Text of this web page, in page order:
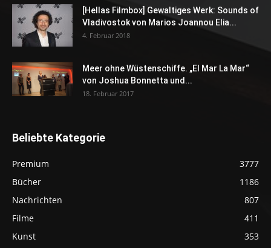
[Hellas Filmbox] Gewaltiges Werk: Sounds of
Vladivostok von Marios Joannou Elia...
4. Februar 2018
Meer ohne Wüstenschiffe. „El Mar La Mar“
von Joshua Bonnetta und...
18. Februar 2017
Beliebte Kategorie
Premium
3777
Bücher
1186
Nachrichten
807
Filme
411
Kunst
353